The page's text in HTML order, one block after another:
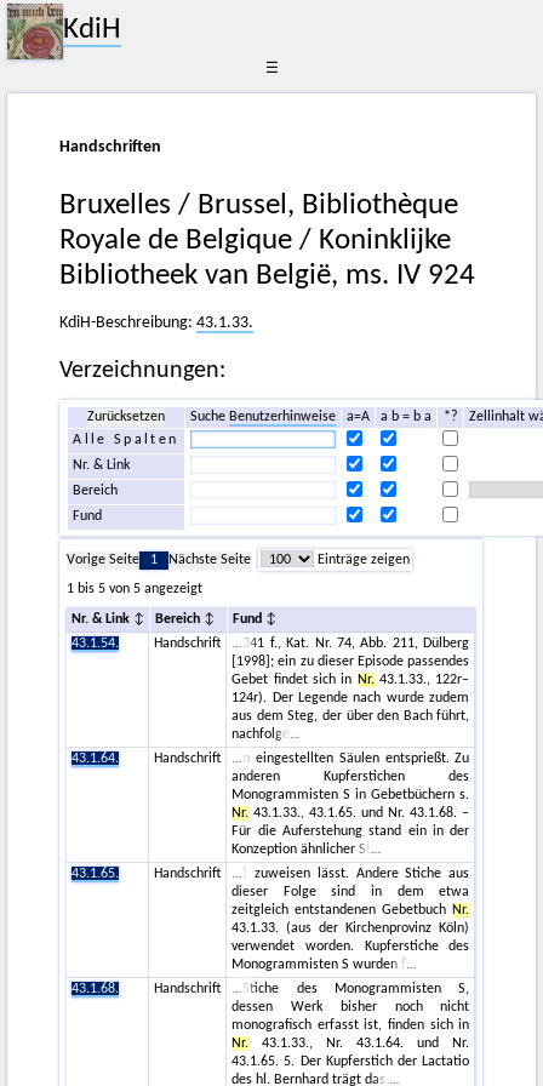
KdiH
☰
Handschriften
Bruxelles / Brussel, Bibliothèque
Royale de Belgique / Koninklijke
Bibliotheek van België, ms. IV 924
KdiH-Beschreibung:43.1.33.
Verzeichnungen:
Zurücksetzen Suche Benutzerhinweise a=A a b = b a *?
Zellinhalt
Alle Spalten
Nr. & Link
Bereich
Fund
Vorige Seite 1 Nächste Seite
Einträge zeigen
1 bis 5 von 5 angezeigt
Nr. & Link Bereich
Fund
43.1.54.
Handschrift
241 f., Kat. Nr. 74, Abb. 211, Dülberg
[1998]; ein zu dieser Episode passendes
Gebet findet sich in Nr.43.1.33., 122r–
124r). Der Legende nach wurde zudem
aus dem Steg, der über den Bach führt,
nachfolge
43.1.64.
Handschrift
n eingestellten Säulen entsprießt. Zu
anderen Kupferstichen des
Monogrammisten S in Gebetbüchern s.
Nr. 43.1.33., 43.1.65. und Nr. 43.1.68. –
Für die Auferstehung stand ein in der
Konzeption ähnlicher St
43.1.65.
Handschrift
) zuweisen lässt. Andere Stiche aus
dieser Folge sind in dem etwa
zeitgleich entstandenen Gebetbuch Nr.
43.1.33. (aus der Kirchenprovinz Köln)
verwendet worden. Kupferstiche des
Monogrammisten S wurden f
43.1.68.
Handschrift
Stiche des Monogrammisten S,
dessen Werk bisher noch nicht
monografisch erfasst ist, finden sich in
Nr. 43.1.33., Nr. 43.1.64. und Nr.
43.1.65. 5. Der Kupferstich der Lactatio
des hl. Bernhard trägt das